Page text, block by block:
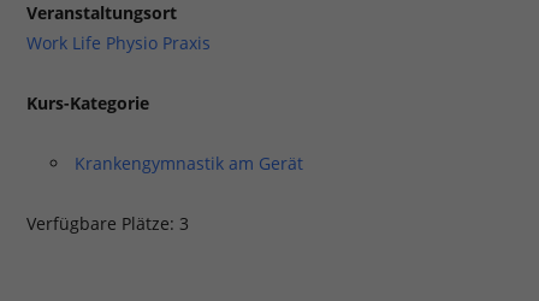
Veranstaltungsort
Work Life Physio Praxis
Kurs-Kategorie
Krankengymnastik am Gerät
Verfügbare Plätze: 3